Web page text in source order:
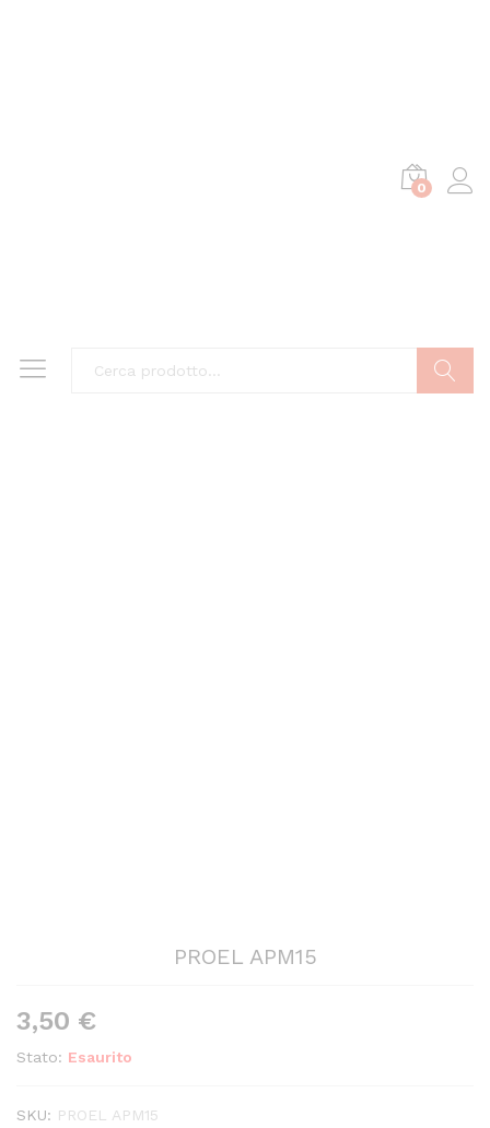
0
PROEL APM15
3,50 €
Stato: Esaurito
SKU: PROEL APM15